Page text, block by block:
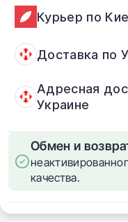
Курьер по
Доставка по
Адресная
Украине
Обмен и
качества.